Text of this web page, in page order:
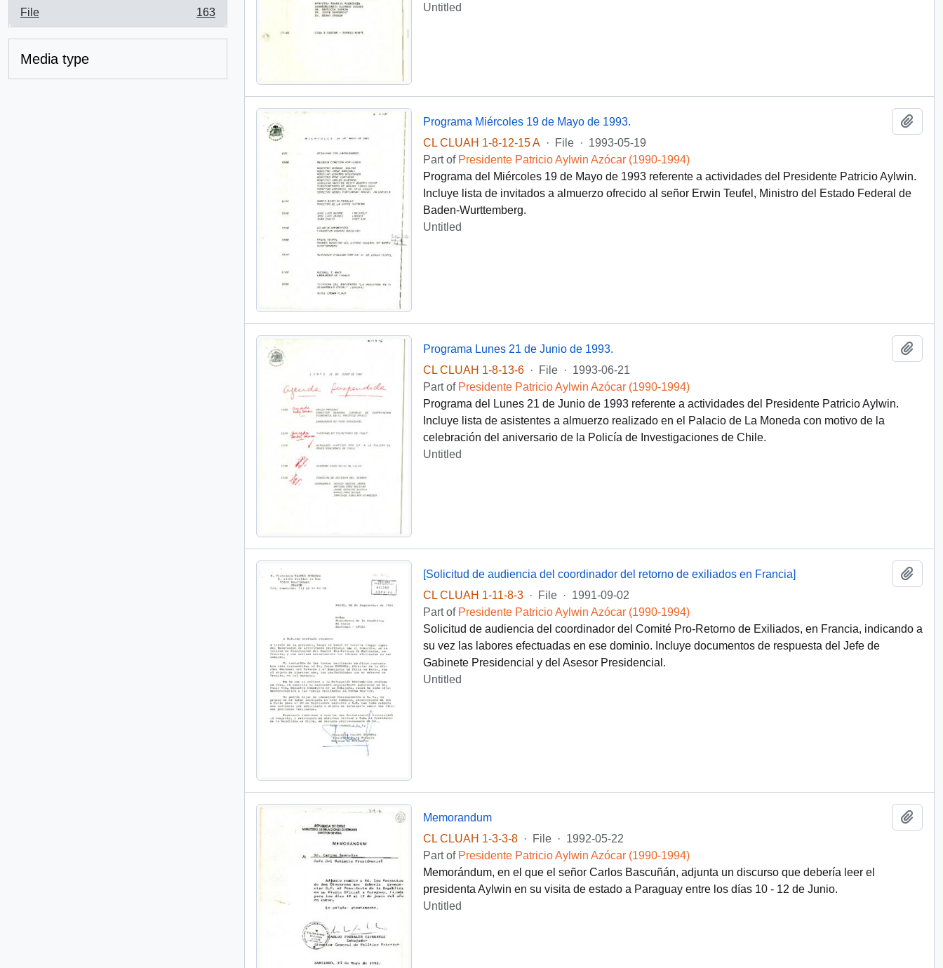
File
, 163 results
163
Media type
Untitled
Programa Miércoles 19 de Mayo de 1993.
CL CLUAH 1-8-12-15 A
· File · 1993-05-19
Part of Presidente Patricio Aylwin Azócar (1990-1994)
Programa del Miércoles 19 de Mayo de 1993 referente a actividades del Presidente Patricio Aylwin.
Incluye lista de invitados a almuerzo ofrecido al señor Erwin Teufel, Ministro del Estado Federal de
Baden-Wurttemberg.
Untitled
Programa Lunes 21 de Junio de 1993.
CL CLUAH 1-8-13-6
· File · 1993-06-21
Part of Presidente Patricio Aylwin Azócar (1990-1994)
Programa del Lunes 21 de Junio de 1993 referente a actividades del Presidente Patricio Aylwin.
Incluye lista de asistentes a almuerzo realizado en el Palacio de La Moneda con motivo de la
celebración del aniversario de la Policía de Investigaciones de Chile.
Untitled
[Solicitud de audiencia del coordinador del retorno de exiliados en Francia]
CL CLUAH 1-11-8-3
· File · 1991-09-02
Part of Presidente Patricio Aylwin Azócar (1990-1994)
Solicitud de audiencia del coordinador del Comité Pro-Retorno de Exiliados, en Francia, indicando a
su vez las labores efectuadas en ese dominio. Incluye documentos de respuesta del Jefe de
Gabinete Presidencial y del Asesor Presidencial.
Untitled
Memorandum
CL CLUAH 1-3-3-8
· File · 1992-05-22
Part of Presidente Patricio Aylwin Azócar (1990-1994)
Memorándum, en el que el señor Carlos Bascuñán, adjunta un discurso que debería leer el
presidenta Aylwin en su visita de estado a Paraguay entre los días 10 - 12 de Junio.
Untitled